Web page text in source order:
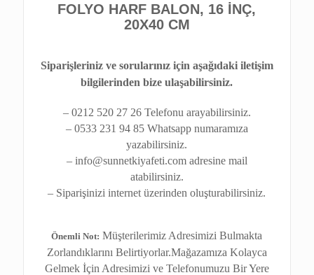
FOLYO HARF BALON, 16 İNÇ,
20X40 CM
Siparişleriniz ve sorularınız için aşağıdaki iletişim
bilgilerinden bize ulaşabilirsiniz.
– 0212 520 27 26 Telefonu arayabilirsiniz.
– 0533 231 94 85 Whatsapp numaramıza
yazabilirsiniz.
– info@sunnetkiyafeti.com adresine mail
atabilirsiniz.
– Siparişinizi internet üzerinden oluşturabilirsiniz.
Önemli Not: Müşterilerimiz Adresimizi Bulmakta
Zorlandıklarını Belirtiyorlar.Mağazamıza Kolayca
Gelmek İçin Adresimizi ve Telefonumuzu Bir Yere